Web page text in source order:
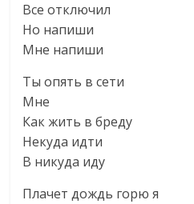
Все отключил
Но напиши
Мне напиши
Ты опять в сети
Мне
Как жить в бреду
Некуда идти
В никуда иду
Плачет дождь горю я